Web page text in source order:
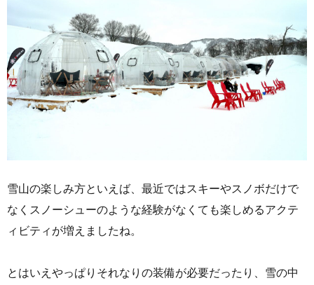
雪山の楽しみ方といえば、最近ではスキーやスノボだけで
なくスノーシューのような経験がなくても楽しめるアクテ
ィビティが増えましたね。
とはいえやっぱりそれなりの装備が必要だったり、雪の中